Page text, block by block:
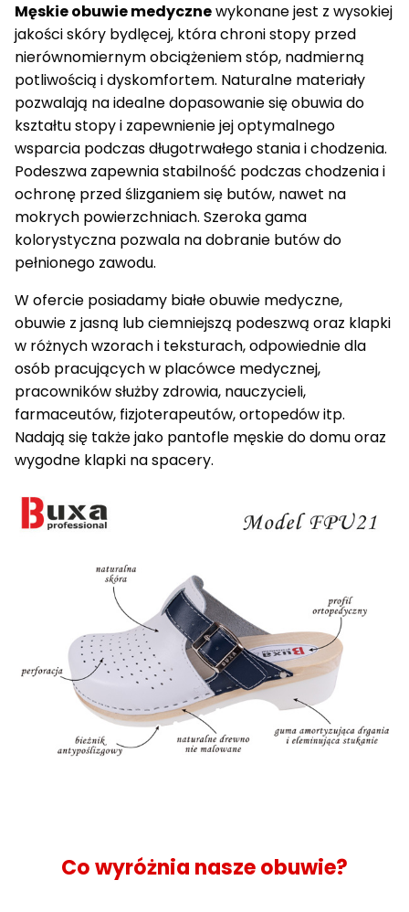
Męskie obuwie medycznewykonane jest z wysokiej
jakości skóry bydlęcej, która chroni stopy przed
nierównomiernym obciążeniem stóp, nadmierną
potliwością i dyskomfortem. Naturalne materiały
pozwalają na idealne dopasowanie się obuwia do
kształtu stopy i zapewnienie jej optymalnego
wsparcia podczas długotrwałego stania i chodzenia.
Podeszwa zapewnia stabilność podczas chodzenia i
ochronę przed ślizganiem się butów, nawet na
mokrych powierzchniach. Szeroka gama
kolorystyczna pozwala na dobranie butów do
pełnionego zawodu.
W ofercie posiadamy białe obuwie medyczne,
obuwie z jasną lub ciemniejszą podeszwą oraz klapki
w różnych wzorach i teksturach, odpowiednie dla
osób pracujących w placówce medycznej,
pracowników służby zdrowia, nauczycieli,
farmaceutów, fizjoterapeutów, ortopedów itp.
Nadają się także jako pantofle męskie do domu oraz
wygodne klapki na spacery.
Co wyróżnia nasze obuwie?